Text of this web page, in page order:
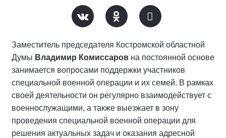
Заместитель председателя Костромской областной
Думы Владимир Комиссаров на постоянной основе
занимается вопросами поддержки участников
специальной военной операции и их семей. В рамках
своей деятельности он регулярно взаимодействует с
военнослужащими, а также выезжает в зону
проведения специальной военной операции для
решения актуальных задач и оказания адресной